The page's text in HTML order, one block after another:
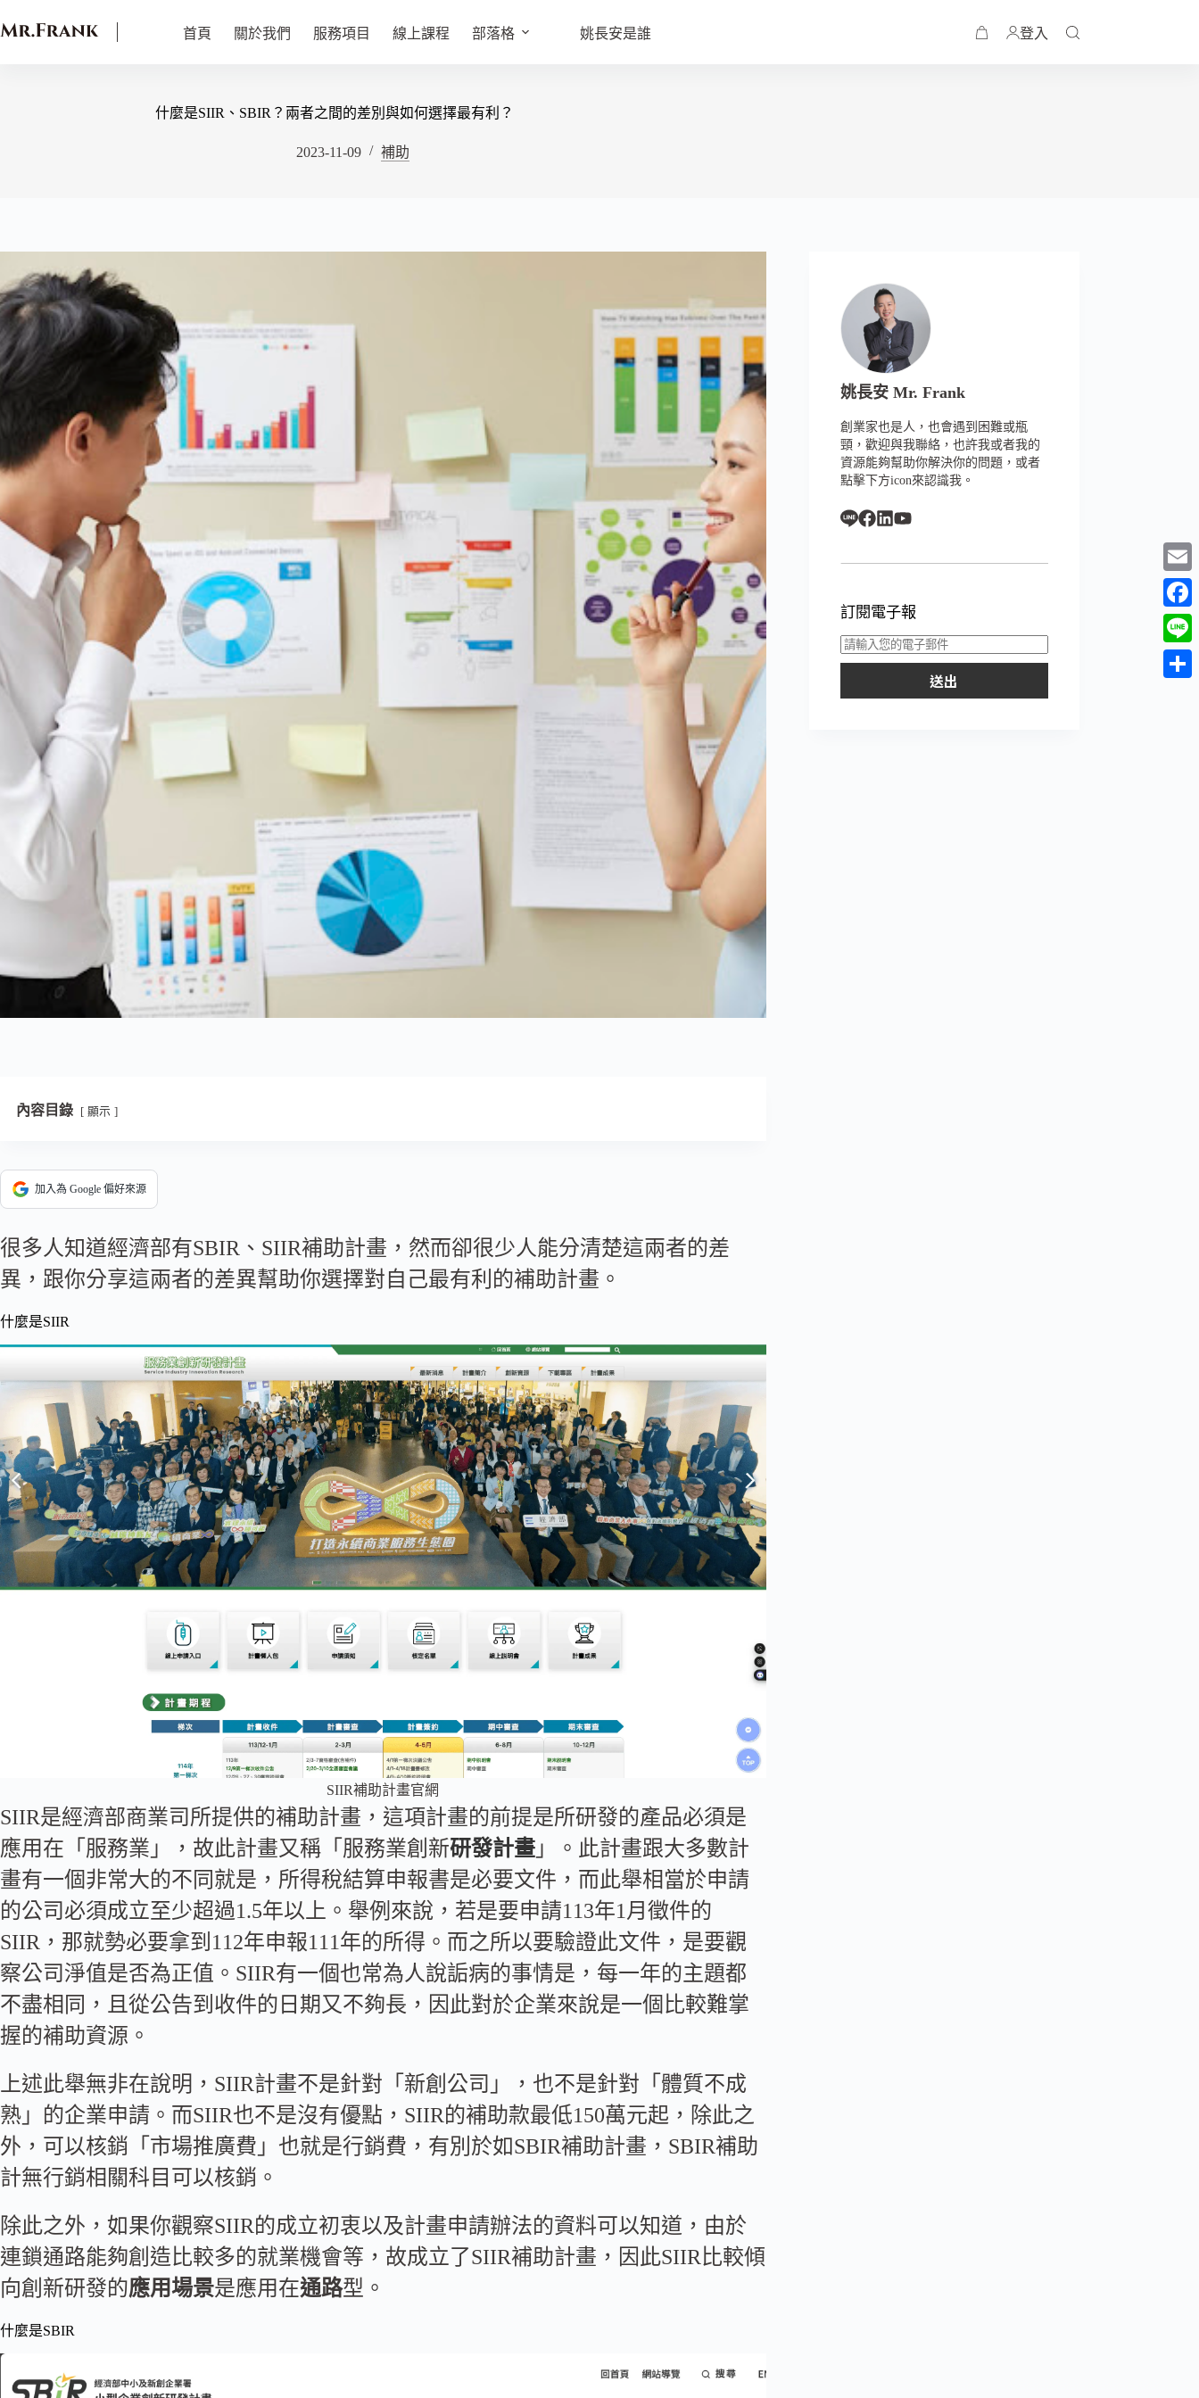
首頁 關於我們 服務項目 線上課程 部落格 姚長安是誰 登入
什麼是SIIR、SBIR？兩者之間的差別與如何選擇最有利？
2023-11-09 補助
內容目錄 顯示
加入為 Google 偏好來源
很多人知道經濟部有SBIR、SIIR補助計畫，然而卻很少人能分清楚這兩者的差
異，跟你分享這兩者的差異幫助你選擇對自己最有利的補助計畫。
什麼是SIIR
SIIR補助計畫官網
SIIR是經濟部商業司所提供的補助計畫，這項計畫的前提是所研發的產品必須是
應用在「服務業」，故此計畫又稱「服務業創新研發計畫 」。此計畫跟大多數計
畫有一個非常大的不同就是，所得稅結算申報書是必要文件，而此舉相當於申請
的公司必須成立至少超過1.5年以上。舉例來說，若是要申請113年1月徵件的
SIIR，那就勢必要拿到112年申報111年的所得。而之所以要驗證此文件，是要觀
察公司淨值是否為正值。SIIR有一個也常為人說詬病的事情是，每一年的主題都
不盡相同，且從公告到收件的日期又不夠長，因此對於企業來說是一個比較難掌
握的補助資源。
上述此舉無非在說明，SIIR計畫不是針對「新創公司」，也不是針對「體質不成
熟」的企業申請。而SIIR也不是沒有優點，SIIR的補助款最低150萬元起，除此之
外，可以核銷「市場推廣費」也就是行銷費，有別於如SBIR補助計畫，SBIR補助
計無行銷相關科目可以核銷。
除此之外，如果你觀察SIIR的成立初衷以及計畫申請辦法的資料可以知道，由於
連鎖通路能夠創造比較多的就業機會等，故成立了SIIR補助計畫，因此SIIR比較傾
向創新研發的應用場景是應用在通路型。
什麼是SBIR
姚長安 Mr. Frank
創業家也是人，也會遇到困難或瓶
頸，歡迎與我聯絡，也許我或者我的
資源能夠幫助你解決你的問題，或者
點擊下方icon來認識我。
訂閱電子報
送出
E
m
a
F
a
c
L